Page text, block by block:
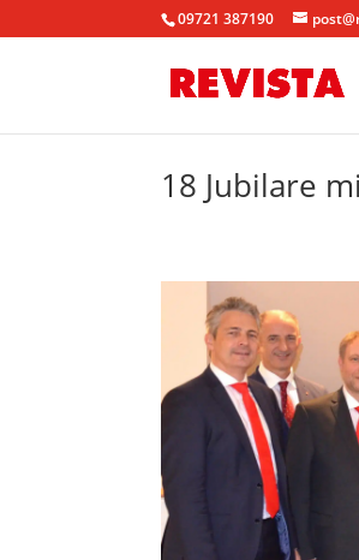
09721 387190
18 Jubilare